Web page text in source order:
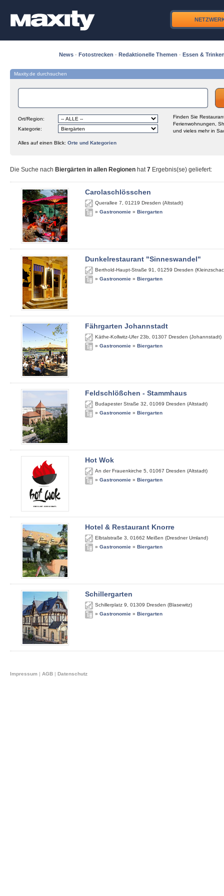
News · Fotostrecken · Redaktionelle Themen · Essen &
Maxity.de durchsuchen
Ort/Region:
Kategorie:
Finden Sie
Ferienwohnungen,
und vieles mehr in
Alles auf einen Blick: Orte und Kategorien
Die Suche nach Biergärten in allen Regionen hat7 Ergebnis(se) geliefert:
Carolaschlösschen
Querallee 7 01219 Dresden (Altstadt)
» Gastronomie » Biergarten
Dunkelrestaurant "Sinneswandel"
Berthold-Haupt-Straße 91 01259 Dresden
» Gastronomie » Biergarten
Fährgarten Johannstadt
Käthe-Kollwitz-Ufer 23b 01307 Dresden (Johannstadt)
» Gastronomie » Biergarten
Feldschlößchen - Stammhaus
Budapester Straße 32 01069 Dresden (Altstadt)
» Gastronomie » Biergarten
Hot Wok
An der Frauenkirche 5 01067 Dresden (Altstadt)
» Gastronomie » Biergarten
Hotel & Restaurant Knorre
Elbtalstraße 3 01662 Meißen (Dresdner Umland)
» Gastronomie » Biergarten
Schillergarten
Schillerplatz 9 01309 Dresden (Blasewitz)
» Gastronomie » Biergarten
Impressum | AGB | Datenschutz